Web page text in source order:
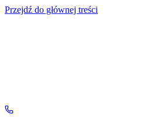
Przejdź do głównej treści